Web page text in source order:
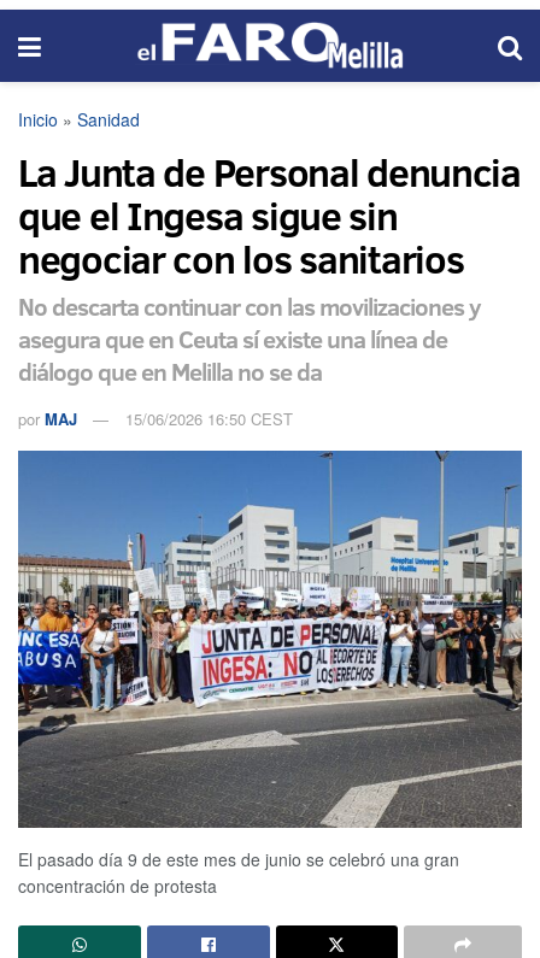
Inicio » Sanidad
La Junta de Personal denuncia
que el Ingesa sigue sin
negociar con los sanitarios
No descarta continuar con las movilizaciones y
asegura que en Ceuta sí existe una línea de
diálogo que en Melilla no se da
por MAJ 15/06/2026 16:50 CEST
El pasado día 9 de este mes de junio se celebró una gran
concentración de protesta